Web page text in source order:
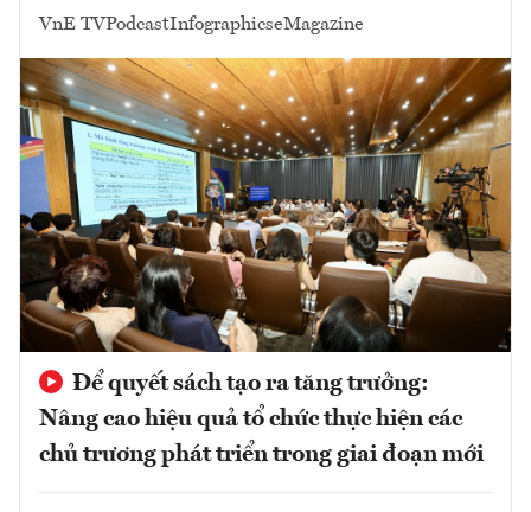
VnE TVPodcastInfographicseMagazine
Để quyết sách tạo ra tăng trưởng:
Nâng cao hiệu quả tổ chức thực hiện các
chủ trương phát triển trong giai đoạn mới